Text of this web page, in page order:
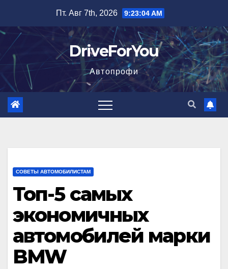
содержимому
Пт. Авг 7th, 2026 9:23:06 AM
DriveForYou
Автопрофи
СОВЕТЫ АВТОМОБИЛИСТАМ
Топ-5 самых
экономичных
автомобилей марки
BMW